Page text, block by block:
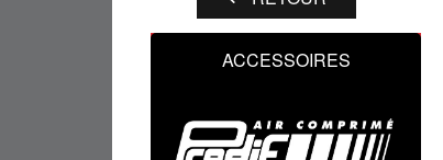
ACCESSOIRES